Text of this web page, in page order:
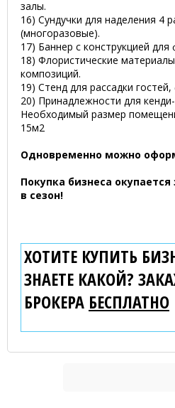
залы.
16) Сундучки для наделения 4
(многоразовые).
17) Баннер с конструкцией
18) Флористические
композиций.
19) Стенд для рассадки
20) Принадлежности для
Необходимый размер
15м2
Одновременно можно
Покупка бизнеса
в сезон!
ХОТИТЕ КУПИТЬ
ЗНАЕТЕ КАКОЙ?
БРОКЕРА БЕСПЛАТНО